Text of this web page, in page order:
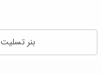
بنر تسلیت